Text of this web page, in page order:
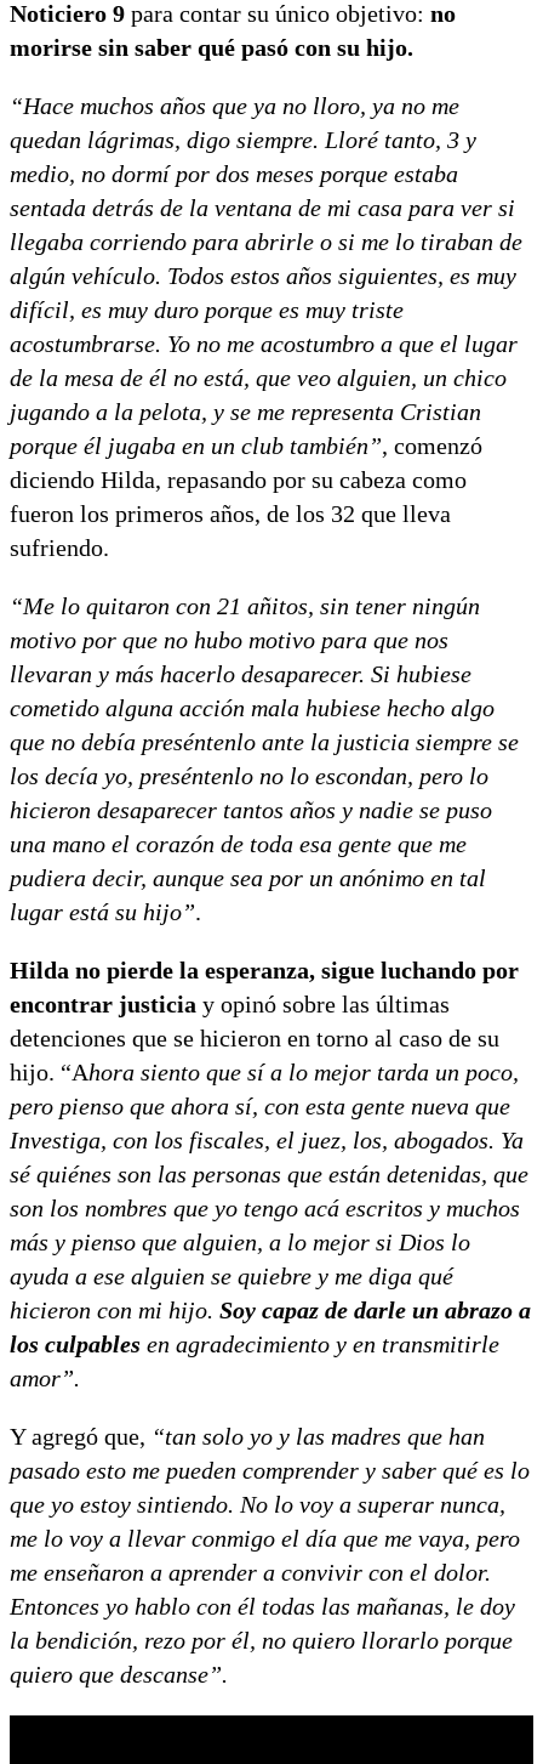
Noticiero 9 para contar su único objetivo: no
morirse sin saber qué pasó con su hijo.
“Hace muchos años que ya no lloro, ya no me
quedan lágrimas, digo siempre. Lloré tanto, 3 y
medio, no dormí por dos meses porque estaba
sentada detrás de la ventana de mi casa para ver si
llegaba corriendo para abrirle o si me lo tiraban de
algún vehículo. Todos estos años siguientes, es muy
difícil, es muy duro porque es muy triste
acostumbrarse. Yo no me acostumbro a que el lugar
de la mesa de él no está, que veo alguien, un chico
jugando a la pelota, y se me representa Cristian
porque él jugaba en un club también”, comenzó
diciendo Hilda, repasando por su cabeza como
fueron los primeros años, de los 32 que lleva
sufriendo.
“Me lo quitaron con 21 añitos, sin tener ningún
motivo por que no hubo motivo para que nos
llevaran y más hacerlo desaparecer. Si hubiese
cometido alguna acción mala hubiese hecho algo
que no debía preséntenlo ante la justicia siempre se
los decía yo, preséntenlo no lo escondan, pero lo
hicieron desaparecer tantos años y nadie se puso
una mano el corazón de toda esa gente que me
pudiera decir, aunque sea por un anónimo en tal
lugar está su hijo”.
Hilda no pierde la esperanza, sigue luchando por
encontrar justicia y opinó sobre las últimas
detenciones que se hicieron en torno al caso de su
hijo. “Ahora siento que sí a lo mejor tarda un poco,
pero pienso que ahora sí, con esta gente nueva que
Investiga, con los fiscales, el juez, los, abogados. Ya
sé quiénes son las personas que están detenidas, que
son los nombres que yo tengo acá escritos y muchos
más y pienso que alguien, a lo mejor si Dios lo
ayuda a ese alguien se quiebre y me diga qué
hicieron con mi hijo. Soy capaz de darle un abrazo a
los culpables en agradecimiento y en transmitirle
amor”.
Y agregó que, “tan solo yo y las madres que han
pasado esto me pueden comprender y saber qué es lo
que yo estoy sintiendo. No lo voy a superar nunca,
me lo voy a llevar conmigo el día que me vaya, pero
me enseñaron a aprender a convivir con el dolor.
Entonces yo hablo con él todas las mañanas, le doy
la bendición, rezo por él, no quiero llorarlo porque
quiero que descanse”.